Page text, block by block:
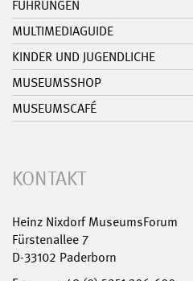
FÜHRUNGEN
MULTIMEDIAGUIDE
KINDER UND JUGENDLICHE
MUSEUMSSHOP
MUSEUMSCAFÉ
KONTAKT
Heinz Nixdorf MuseumsForum
Fürstenallee 7
D-33102 Paderborn